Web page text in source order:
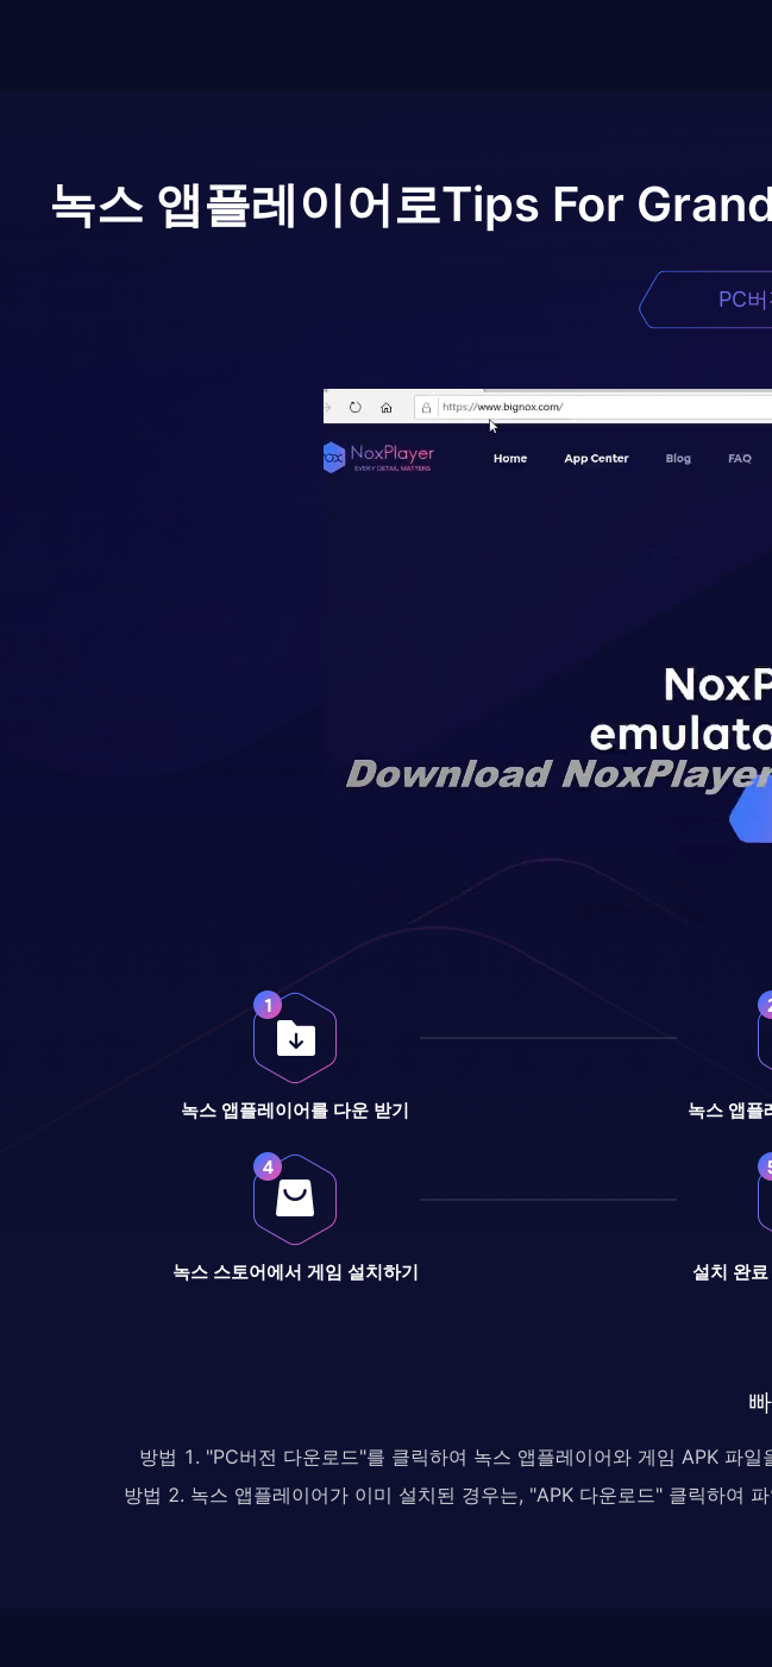
녹스 앱플레이어로Tips For
PC
녹스 앱플레이어를 다운 받기 녹스 앱플
녹스 스토어에서 게임 설치하기 설치 완
방법 1. "PC버전 다운로드"를 클릭하여 녹스 앱플레이어와 게임 APK 파
방법 2. 녹스 앱플레이어가 이미 설치된 경우는, "APK 다운로드" 클릭하여